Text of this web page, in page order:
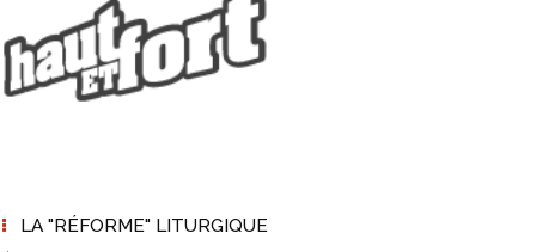
LA "RÉFORME" LITURGIQUE